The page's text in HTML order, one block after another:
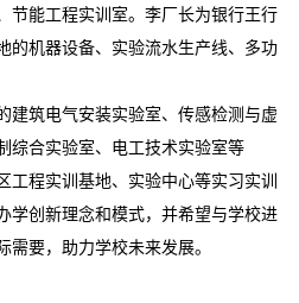
节能工程实训室。李厂长为银行王行
的机器设备、实验流水生产线、多功
建筑电气安装实验室、传感检测与虚
综合实验室、电工技术实验室等
工程实训基地、实验中心等实习实训
学创新理念和模式，并希望与学校进
要，助力学校未来发展。